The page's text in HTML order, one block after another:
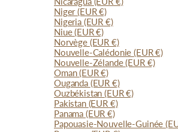
Niger(EUR €)
Nigeria (EUR €)
Niue(EUR €)
Norvège (EUR €)
Nouvelle-Calédonie(EUR €)
Nouvelle-Zélande(EUR €)
Oman(EUR €)
Ouganda (EUR €)
Ouzbékistan(EUR €)
Pakistan (EUR €)
Panama (EUR €)
Papouasie-Nouvelle-Guinée